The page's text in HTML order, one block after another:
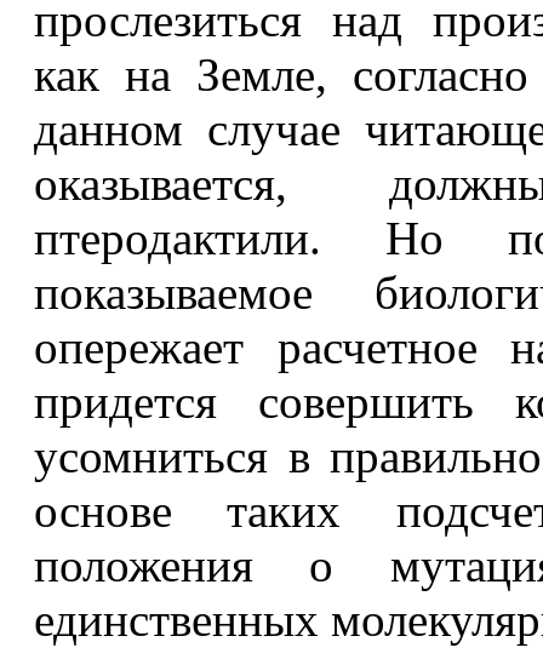
прослезиться над
как на Земле,
данном случае
оказывается,
птеродактили. Но
показываемое
опережает расчетное
придется совершить
усомниться в
основе таких
положения о
единственных